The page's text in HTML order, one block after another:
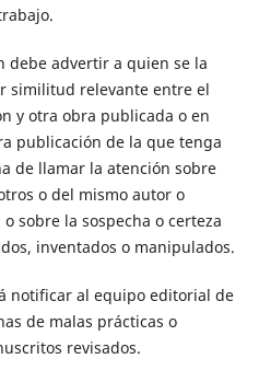
debe advertir a quien se la
similitud relevante entre el
y otra obra publicada o en
publicación de la que tenga
de llamar la atención sobre
o del mismo autor o
sobre la sospecha o certeza
inventados o manipulados.
notificar al equipo editorial de
de malas prácticas o
revisados.